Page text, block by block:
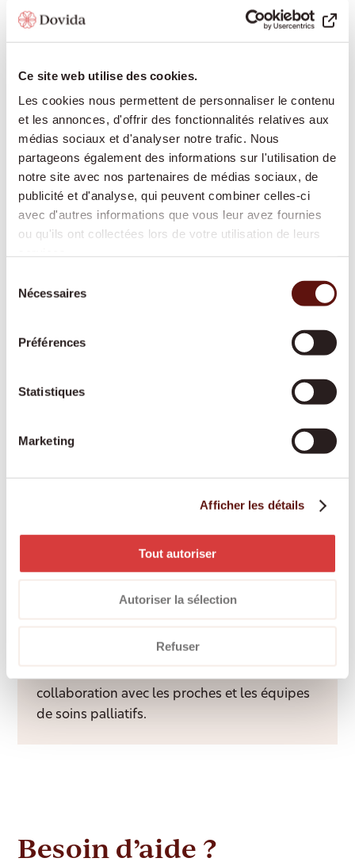
Ce site web utilise des cookies.
Les cookies nous permettent de personnaliser le contenu
et les annonces, d'offrir des fonctionnalités relatives aux
médias sociaux et d'analyser notre trafic. Nous
partageons également des informations sur l'utilisation de
notre site avec nos partenaires de médias sociaux, de
publicité et d'analyse, qui peuvent combiner celles-ci
avec d'autres informations que vous leur avez fournies
ou qu'ils ont collectées lors de votre utilisation de leurs
Nécessaires
Préférences
Statistiques
Marketing
Afficher les détails
Tout autoriser
Autoriser la sélection
Refuser
Aide après hospitalisation
hospitalisation et adaptons
l’accompagnement au rythme de votre
rétablissement.
Garde de nuit
Une présence active ou prête à intervenir
durant la nuit, pour offrir davantage de
sécurité et de tranquillité à toute la famille.
assurances-maladie et adaptée à vos besoins.
rémunération équitable, d’une formation et
d’un accompagnement professionnel tout au
Un accompagnement bienveillant et digne
collaboration avec les proches et les équipes
de soins palliatifs.
Besoin d’aide ?